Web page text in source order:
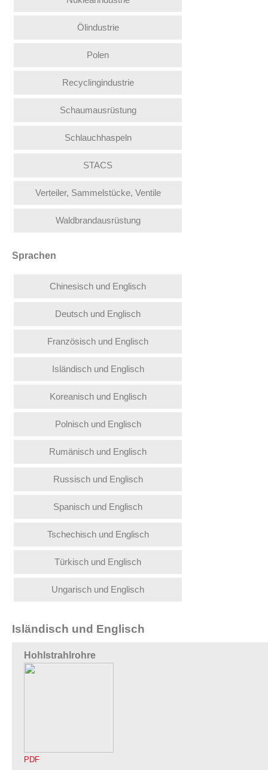
Ölindustrie
Polen
Recyclingindustrie
Schaumausrüstung
Schlauchhaspeln
STACS
Verteiler, Sammelstücke, Ventile
Waldbrandausrüstung
Sprachen
Chinesisch und Englisch
Deutsch und Englisch
Französisch und Englisch
Isländisch und Englisch
Koreanisch und Englisch
Polnisch und Englisch
Rumänisch und Englisch
Russisch und Englisch
Spanisch und Englisch
Tschechisch und Englisch
Türkisch und Englisch
Ungarisch und Englisch
Isländisch und Englisch
Hohlstrahlrohre
PDF